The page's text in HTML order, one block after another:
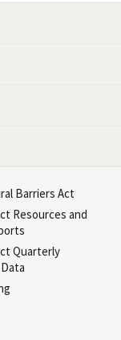
Barriers Act
Resources and
Quarterly